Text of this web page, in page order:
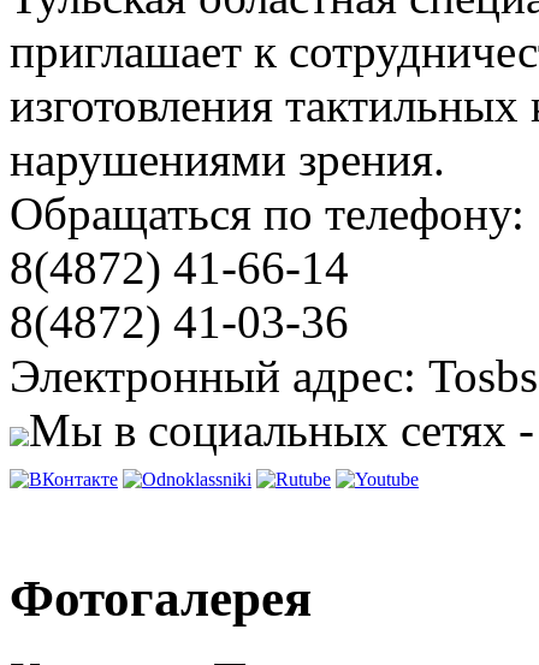
приглашает к
изготовления
нарушениями зрения.
Обращаться по телефону:
8(4872) 41-66-14
8(4872) 41-03-36
Электронный адрес:
Мы в социальных сетях
Фотогалерея